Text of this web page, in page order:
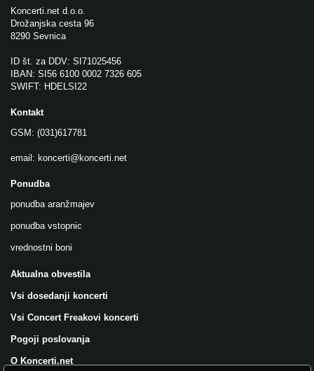
Koncerti.net d.o.o.
Drožanjska cesta 96
8290 Sevnica
ID št. za DDV: SI71025456
IBAN: SI56 6100 0002 7326 605
SWIFT: HDELSI22
Kontakt
GSM: (031)617781
email: koncerti@koncerti.net
Ponudba
ponudba aranžmajev
ponudba vstopnic
vrednostni boni
Aktualna obvestila
Vsi dosedanji koncerti
Vsi Concert Freakovi koncerti
Pogoji poslovanja
O Koncerti.net